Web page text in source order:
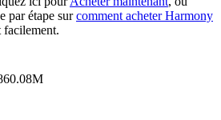
traders
par étape surcomment acheter Harmony
facilement.